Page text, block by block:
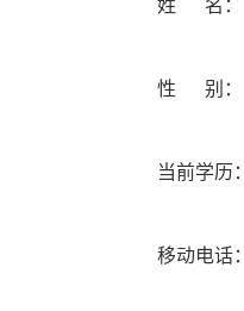
姓 名：
性 别：
当前学历：
移动电话：